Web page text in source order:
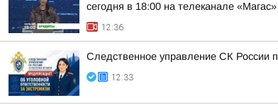
сегодня в 18:00 на телеканале «Магас»
12:36
Следственное управление СК России
12:33